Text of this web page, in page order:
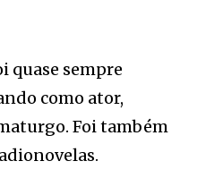
quase sempre
como ator,
Foi também